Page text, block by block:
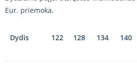
Eur. priemoka.
Dydis 122 128 134 140